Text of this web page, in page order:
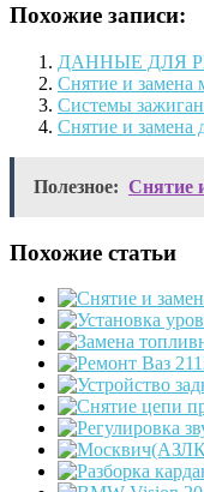
Похожие записи:
ДАННЫЕ ДЛЯ
Снятие и замена
Системы
Снятие и замена
Полезное: Снятие
Похожие статьи